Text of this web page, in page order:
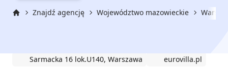
Znajdź agencję Województwo mazowieckie
Sarmacka 16 lok.U140, Warszawa eurovilla.pl